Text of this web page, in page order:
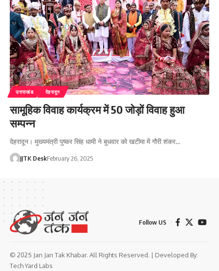
उत्तराखंड देहरादून
सामूहिक विवाह कार्यक्रम में 50 जोड़ों विवाह हुआ
सम्पन्न
देहरादून। मुख्यमंत्री पुष्कर सिंह धामी ने बुधवार को खटीमा में गौरी शंकर…
JJTK DeskFebruary 26, 2025
Follow US
© 2025 Jan Jan Tak Khabar. All Rights Reserved. | Developed By:
Tech Yard Labs